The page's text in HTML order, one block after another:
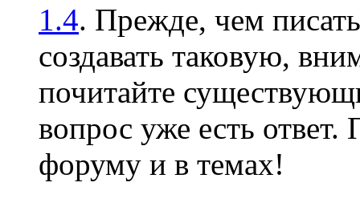
1.4. Прежде, чем
создавать таковую,
почитайте
вопрос уже есть ответ.
форуму и в темах!